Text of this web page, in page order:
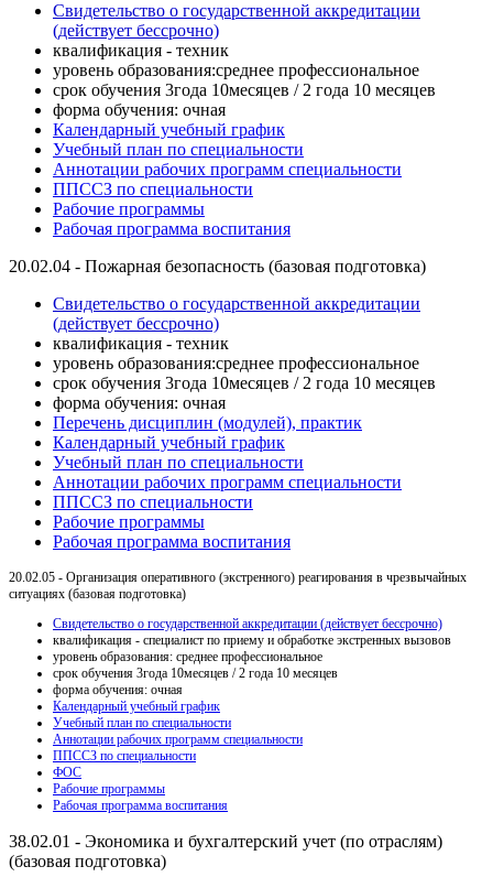
Свидетельство о государственной аккредитации
(действует бессрочно)
квалификация - техник
уровень образования:среднее профессиональное
срок обучения 3года 10месяцев / 2 года 10 месяцев
форма обучения: очная
Календарный учебный график
Учебный план по специальности
Аннотации рабочих программ специальности
ППСCЗ по специальности
Рабочие программы
Рабочая программа воспитания
20.02.04 - Пожарная безопасность (базовая подготовка)
Свидетельство о государственной аккредитации
(действует бессрочно)
квалификация - техник
уровень образования:среднее профессиональное
срок обучения 3года 10месяцев / 2 года 10 месяцев
форма обучения: очная
Перечень дисциплин (модулей), практик
Календарный учебный график
Учебный план по специальности
Аннотации рабочих программ специальности
ППСCЗ по специальности
Рабочие программы
Рабочая программа воспитания
20.02.05 - Организация оперативного (экстренного) реагирования в чрезвычайных
ситуациях (базовая подготовка)
Свидетельство о государственной аккредитации (действует бессрочно)
квалификация - специалист по приему и обработке экстренных вызовов
уровень образования: среднее профессиональное
срок обучения 3года 10месяцев / 2 года 10 месяцев
форма обучения: очная
Календарный учебный график
Учебный план по специальности
Аннотации рабочих программ специальности
ППСCЗ по специальности
ФОС
Рабочие программы
Рабочая программа воспитания
38.02.01 - Экономика и бухгалтерский учет (по отраслям)
(базовая подготовка)